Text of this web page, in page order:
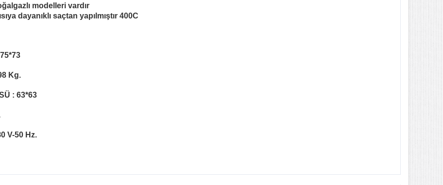
modelleri vardır
dayanıklı saçtan yapılmıştır 400C
Kg.
: 63*63
V-50 Hz.